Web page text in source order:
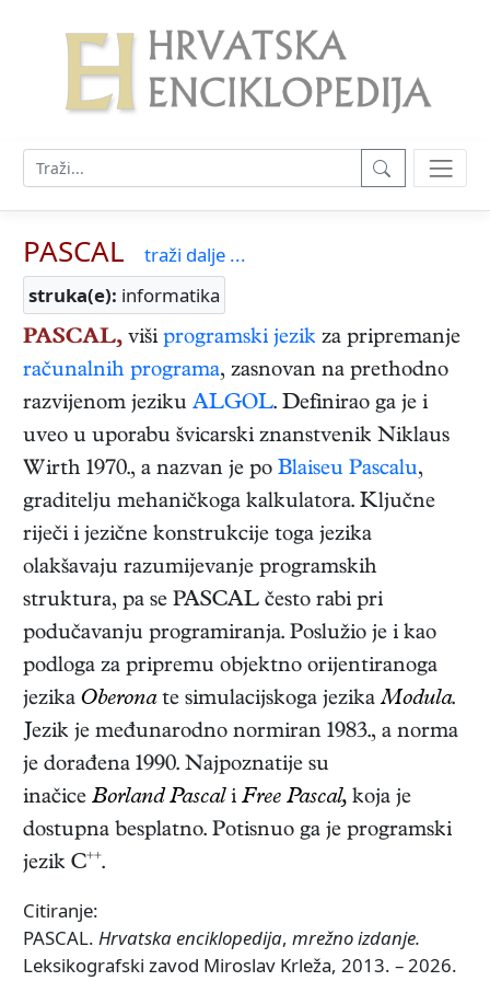
PASCAL
traži dalje ...
struka(e): informatika
PASCAL, viši programski jezik za pripremanje
računalnih programa, zasnovan na prethodno
razvijenom jeziku ALGOL. Definirao ga je i
uveo u uporabu švicarski znanstvenik Niklaus
Wirth 1970., a nazvan je po Blaiseu Pascalu,
graditelju mehaničkoga kalkulatora. Ključne
riječi i jezične konstrukcije toga jezika
olakšavaju razumijevanje programskih
struktura, pa se PASCAL često rabi pri
podučavanju programiranja. Poslužio je i kao
podloga za pripremu objektno orijentiranoga
jezika Oberonate simulacijskoga jezikaModula.
Jezik je međunarodno normiran 1983., a norma
je dorađena 1990. Najpoznatije su
inačice Borland Pascal i Free Pascal, koja je
dostupna besplatno. Potisnuo ga je programski
jezik C++.
Citiranje:
PASCAL. Hrvatska enciklopedija, mrežno izdanje.
Leksikografski zavod Miroslav Krleža, 2013. – 2026.